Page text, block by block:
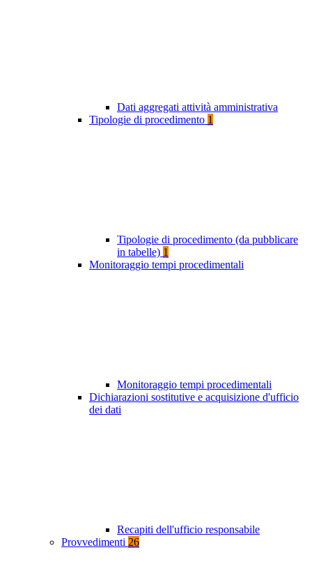
Dati aggregati attività amministrativa
Tipologie di procedimento 1
Tipologie di procedimento (da pubblicare
in tabelle) 1
Monitoraggio tempi procedimentali
Monitoraggio tempi procedimentali
Dichiarazioni sostitutive e acquisizione d'ufficio
dei dati
Recapiti dell'ufficio responsabile
Provvedimenti 26